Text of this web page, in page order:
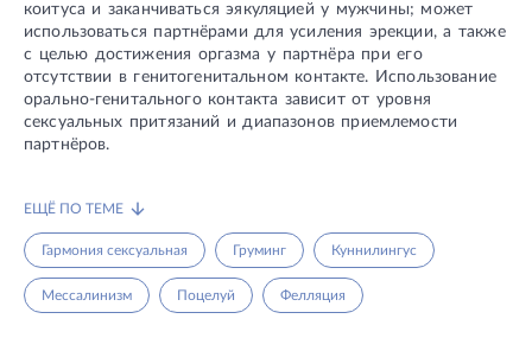
коитуса и заканчиваться эякуляцией у мужчины; может
использоваться партнёрами для усиления эрекции, а также
с целью достижения оргазма у партнёра при его
отсутствии в генитогенитальном контакте. Использование
орально-генитального контакта зависит от уровня
сексуальных притязаний и диапазонов приемлемости
партнёров.
ЕЩЁ ПО ТЕМЕ
Гармония сексуальная Груминг Куннилингус
Мессалинизм Поцелуй Фелляция